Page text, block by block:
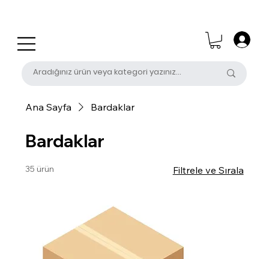
Ana Sayfa Bardaklar
Bardaklar
35 ürün Filtrele ve Sırala